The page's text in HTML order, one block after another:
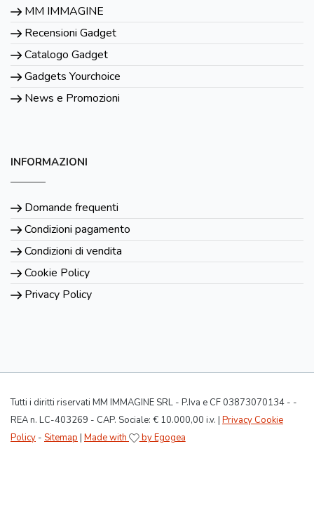
MM IMMAGINE
Recensioni Gadget
Catalogo Gadget
Gadgets Yourchoice
News e Promozioni
INFORMAZIONI
Domande frequenti
Condizioni pagamento
Condizioni di vendita
Cookie Policy
Privacy Policy
Tutti i diritti riservati MM IMMAGINE SRL - P.Iva e CF 03873070134 - -
REA n. LC-403269 - CAP. Sociale: € 10.000,00 i.v. | Privacy Cookie
Policy - Sitemap | Made with by Egogea